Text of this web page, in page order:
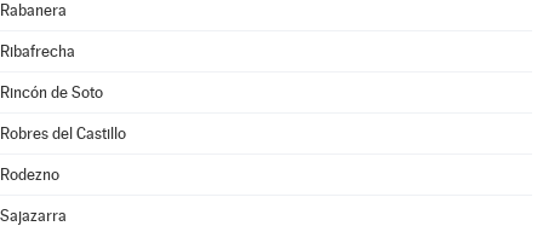
Rabanera
Ribafrecha
Rincón de Soto
Robres del Castillo
Rodezno
Sajazarra